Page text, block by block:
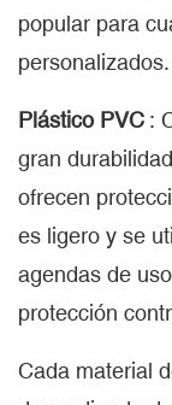
popular para
personalizados.
Plástico PVC :
gran
ofrecen
es ligero y se
agendas de
protección
Cada material